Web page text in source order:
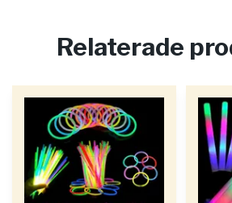
Relaterade